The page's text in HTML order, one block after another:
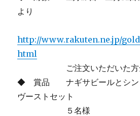
より
http://www.rakuten.ne.jp/
html
ご注文いただいた方
◆ 賞品 ナギサビールとシン
ヴーストセット
５名様